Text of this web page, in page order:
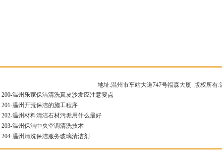
地址:温州市车站大道747号福森大厦 版权所有
200-温州乐家保洁清洗真皮沙发应注意要点
201-温州开荒保洁的施工程序
202-温州材料清洁石材污垢用什么最好
203-温州保洁中央空调清洗技术
204-温州清洗保洁服务玻璃清洁剂